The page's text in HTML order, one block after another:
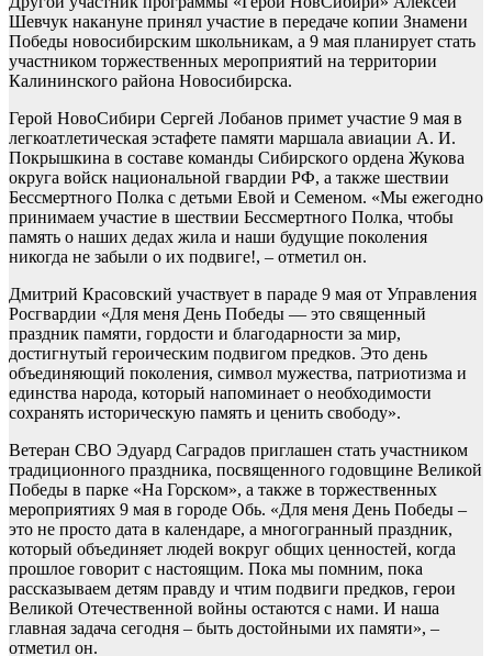
Шевчук накануне принял участие в передаче копии Знамени
Победы новосибирским школьникам, а 9 мая планирует стать
участником торжественных мероприятий на территории
Калининского района Новосибирска.
Герой НовоСибири Сергей Лобанов примет участие 9 мая в
легкоатлетическая эстафете памяти маршала авиации А. И.
Покрышкина в составе команды Сибирского ордена Жукова
округа войск национальной гвардии РФ, а также шествии
Бессмертного Полка с детьми Евой и Семеном. «Мы ежегодно
принимаем участие в шествии Бессмертного Полка, чтобы
память о наших дедах жила и наши будущие поколения
никогда не забыли о их подвиге!, – отметил он.
Дмитрий Красовский участвует в параде 9 мая от Управления
Росгвардии «Для меня День Победы — это священный
праздник памяти, гордости и благодарности за мир,
достигнутый героическим подвигом предков. Это день
объединяющий поколения, символ мужества, патриотизма и
единства народа, который напоминает о необходимости
сохранять историческую память и ценить свободу».
Ветеран СВО Эдуард Саградов приглашен стать участником
традиционного праздника, посвященного годовщине Великой
Победы в парке «На Горском», а также в торжественных
мероприятиях 9 мая в городе Обь. «Для меня День Победы –
это не просто дата в календаре, а многогранный праздник,
который объединяет людей вокруг общих ценностей, когда
прошлое говорит с настоящим. Пока мы помним, пока
рассказываем детям правду и чтим подвиги предков, герои
Великой Отечественной войны остаются с нами. И наша
главная задача сегодня – быть достойными их памяти», –
отметил он.